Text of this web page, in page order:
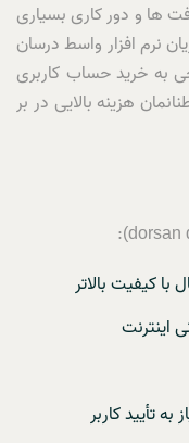
ها و دور کاری بسیاری
نرم افزار واسط درسان
به خرید حساب کاربری
هزینه بالایی در بر
با کیفیت بالاتر
اینترنت
تأیید کاربر